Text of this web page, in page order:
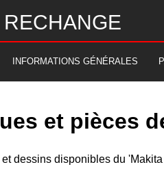
INFORMATIONS GÉNÉRALES
et pièces
dessins disponibles du